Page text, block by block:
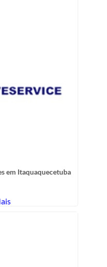
em Itaquaquecetuba